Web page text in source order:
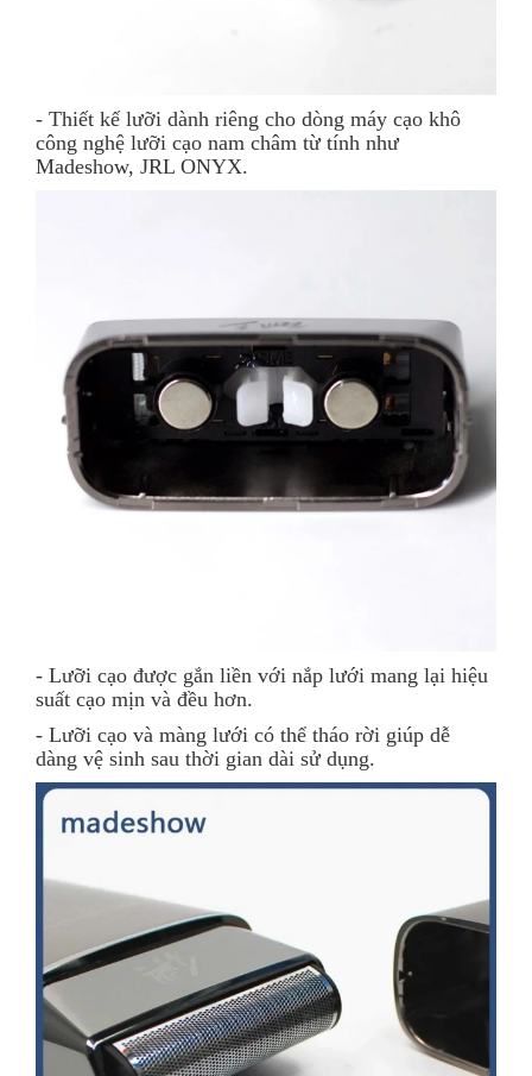
- Thiết kế lưỡi dành riêng cho dòng máy cạo khô
công nghệ lưỡi cạo nam châm từ tính như
Madeshow, JRL ONYX.
- Lưỡi cạo được gắn liền với nắp lưới mang lại hiệu
suất cạo mịn và đều hơn.
- Lưỡi cạo và màng lưới có thể tháo rời giúp dễ
dàng vệ sinh sau thời gian dài sử dụng.